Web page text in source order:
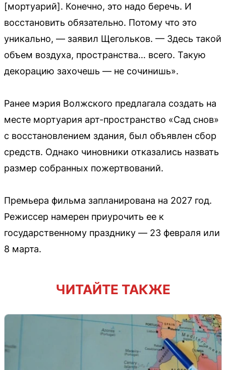
[мортуарий]. Конечно, это надо беречь. И
восстановить обязательно. Потому что это
уникально, — заявил Щегольков. — Здесь такой
объем воздуха, пространства… всего. Такую
декорацию захочешь — не сочинишь».
Ранее мэрия Волжского предлагала создать на
месте мортуария арт-пространство «Сад снов»
с восстановлением здания, был объявлен сбор
средств. Однако чиновники отказались назвать
размер собранных пожертвований.
Премьера фильма запланирована на 2027 год.
Режиссер намерен приурочить ее к
государственному празднику — 23 февраля или
8 марта.
ЧИТАЙТЕ ТАКЖЕ